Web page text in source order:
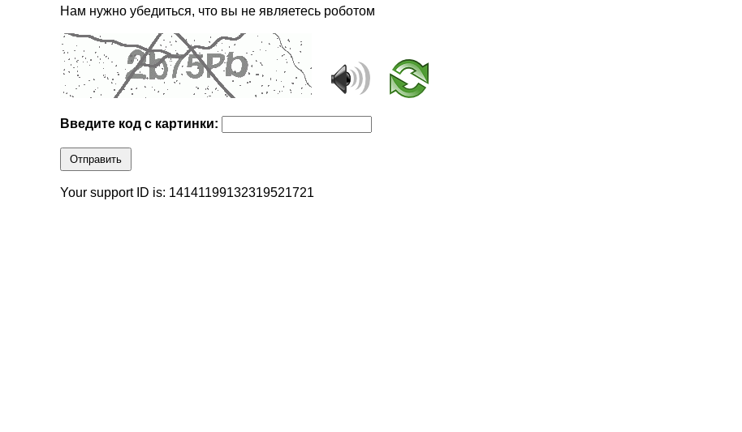
Нам нужно убедиться, что вы не являетесь роботом
Введите код с картинки:
Отправить
Your support ID is: 14141199132319521721